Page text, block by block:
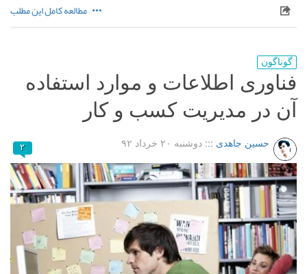
مطالعه کامل این مطلب
گوناگون
فناوری اطلاعات و موارد استفاده
آن در مدیریت کسب و کار
حسین جاهدی ::: دوشنبه ۲۰ خرداد ۹۲ ۲